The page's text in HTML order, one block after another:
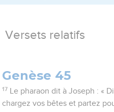
Versets relatifs
Genèse 45
17
Le pharaon dit à Joseph : «
chargez vos bêtes et partez